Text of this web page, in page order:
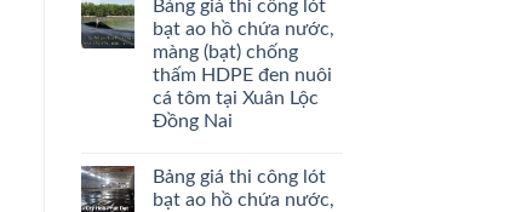
Bảng giá thi công lót
bạt ao hồ chứa nước,
màng (bạt) chống
thấm HDPE đen nuôi
cá tôm tại Xuân Lộc
Đồng Nai
Bảng giá thi công lót
bạt ao hồ chứa nước,